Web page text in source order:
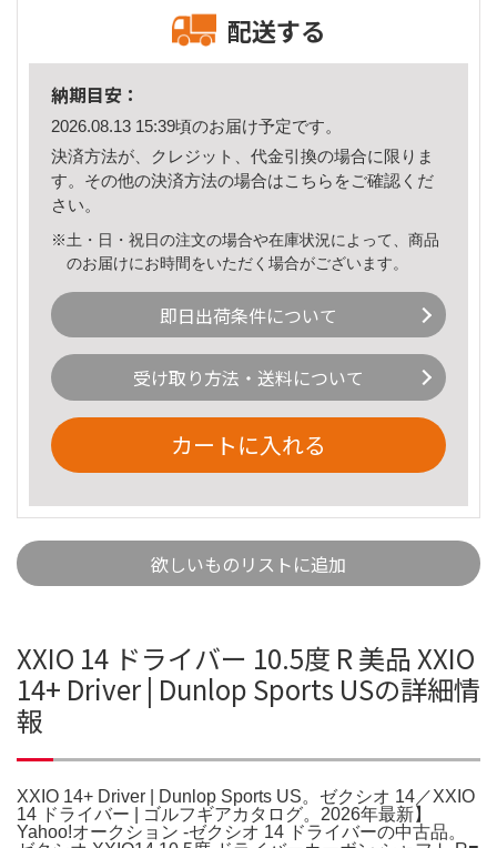
配送する
納期目安：
2026.08.13 15:39頃のお届け予定です。
決済方法が、クレジット、代金引換の場合に限りま
す。その他の決済方法の場合はこちら をご確認くだ
さい。
※土・日・祝日の注文の場合や在庫状況によって、商品
のお届けにお時間をいただく場合がございます。
即日出荷条件について
受け取り方法・送料について
カートに入れる
欲しいものリストに追加
XXIO 14 ドライバー 10.5度 R 美品 XXIO
14+ Driver | Dunlop Sports USの詳細情
報
XXIO 14+ Driver | Dunlop Sports US。ゼクシオ 14／XXIO
14 ドライバー | ゴルフギアカタログ。2026年最新】
Yahoo!オークション -ゼクシオ 14 ドライバーの中古品。